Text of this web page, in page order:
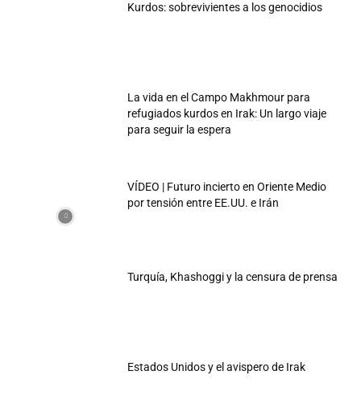
Kurdos: sobrevivientes a los genocidios
La vida en el Campo Makhmour para
refugiados kurdos en Irak: Un largo viaje
para seguir la espera
VÍDEO | Futuro incierto en Oriente Medio
por tensión entre EE.UU. e Irán
Turquía, Khashoggi y la censura de prensa
Estados Unidos y el avispero de Irak